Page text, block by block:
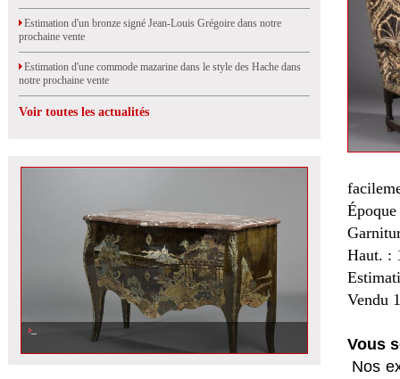
Estimation d'un bronze signé Jean-Louis Grégoire dans notre
prochaine vente
Estimation d'une commode mazarine dans le style des Hache dans
notre prochaine vente
Voir toutes les actualités
Haut. :
Vendu
Vous
Nos